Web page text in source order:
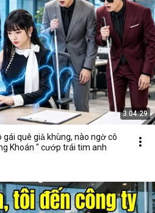
3:04:29
gái quê giả khùng, nào ngờ cô
Khoán " cướp trái tim anh